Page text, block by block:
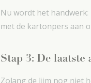
Nu wordt het
met de kartonpers aan
Stap 3: De laatste
Zolang de lijm nog niet